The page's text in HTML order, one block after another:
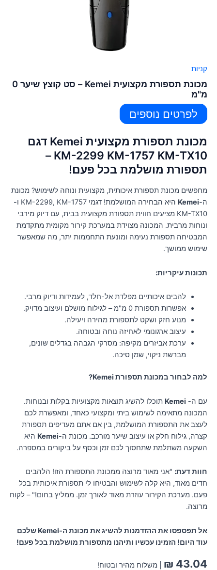
קניות
מכונת תספורת מקצועית Kemei – סט קוצץ שיער 0
מ"מ
לפרטים נוספים
מכונת תספורת מקצועית Kemei דגם
KM-2299 KM-1757 KM-TX10 –
תספורת מושלמת בכל פעם!
מחפשים מכונת תספורת איכותית, מקצועית ונוחה לשימוש? מכונת
ה-Kemei
היא הבחירה המושלמת! דגמי KM-2299, KM-1757 ו-
KM-TX10 מציעים חווית תספורת מקצועית בבית, עם דיוק מירבי
ונוחות מרבית. המכונה מצוידת במערכת קירור מקומית מתקדמת
המבטיחה תספורת נעימה ומונעת התחממות יתר, מה שמאפשר
שימוש ממושך.
תכונות עיקריות:
להבים איכותיים מפלדת אל-חלד, לעמידות ודיוק מרבי.
אפשרות תספורת 0 מ"מ – לגילוח מושלם ועיצוב מדויק.
מנוע חזק ושקט לתספורת מהירה ויעילה.
עיצוב ארגונומי לאחיזה נוחה ובטוחה.
ערכת אביזרים מקיפה: מסרקי הגבהה בגדלים שונים,
מברשת ניקוי, שמן סיכה.
למה לבחור במכונת תספורת Kemei?
עם ה- Kemei תוכלו להשיג תוצאות מקצועיות בקלות ובנוחות.
המכונה מתאימה לשימוש ביתי ומקצועי כאחד, ומאפשרת לכם
לעצב את התספורת המושלמת, בין אם אתם מעדיפים תספורת
קצרה, גילוח חלק או עיצוב שיער מורכב. מכונת ה-Kemei היא
השקעה משתלמת שתחסוך לכם זמן וכסף על ביקורים במספרה.
חוות דעת: "אני מאוד מרוצה ממכונת התספורת הזו! הלהבים
חדים מאוד, היא קלה לשימוש והבטיחו לי תספורת איכותית בכל
פעם. מערכת הקירור עוזרת מאוד לאורך זמן. ממליץ בחום!" – לקוח
מרוצה.
אל תפספסו את ההזדמנות להשיג את מכונת ה-Kemei שלכם
עוד היום! הזמינו עכשיו ותיהנו מתספורת מושלמת בכל פעם!
₪ 43.04 | משלוח מהיר ובטוח!